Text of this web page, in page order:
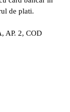
de plati.
AP. 2, COD